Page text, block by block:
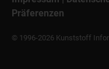
Präferenzen
© 1996-2026 Kunststoff